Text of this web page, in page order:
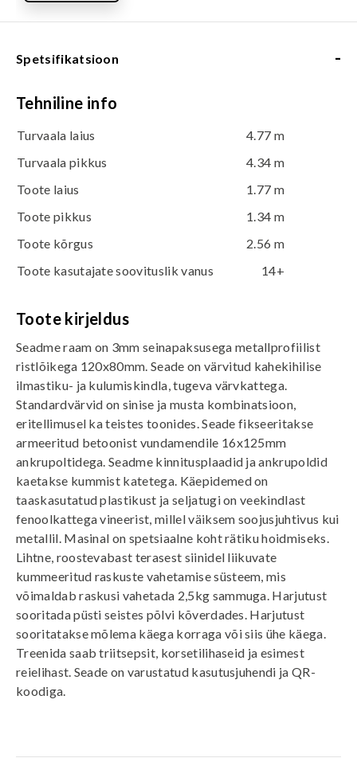
Spetsifikatsioon -
Tehniline info
Turvaala laius
4.77 m
Turvaala pikkus
4.34 m
Toote laius
1.77 m
Toote pikkus
1.34 m
Toote kõrgus
2.56 m
Toote kasutajate soovituslik vanus
14+
Toote kirjeldus
Seadme raam on 3mm seinapaksusega metallprofiilist
ristlõikega 120x80mm. Seade on värvitud kahekihilise
ilmastiku- ja kulumiskindla, tugeva värvkattega.
Standardvärvid on sinise ja musta kombinatsioon,
eritellimusel ka teistes toonides. Seade fikseeritakse
armeeritud betoonist vundamendile 16x125mm
ankrupoltidega. Seadme kinnitusplaadid ja ankrupoldid
kaetakse kummist katetega. Käepidemed on
taaskasutatud plastikust ja seljatugi on veekindlast
fenoolkattega vineerist, millel väiksem soojusjuhtivus kui
metallil. Masinal on spetsiaalne koht rätiku hoidmiseks.
Lihtne, roostevabast terasest siinidel liikuvate
kummeeritud raskuste vahetamise süsteem, mis
võimaldab raskusi vahetada 2,5kg sammuga. Harjutust
sooritada püsti seistes põlvi kõverdades. Harjutust
sooritatakse mõlema käega korraga või siis ühe käega.
Treenida saab triitsepsit, korsetilihaseid ja esimest
reielihast. Seade on varustatud kasutusjuhendi ja QR-
koodiga.